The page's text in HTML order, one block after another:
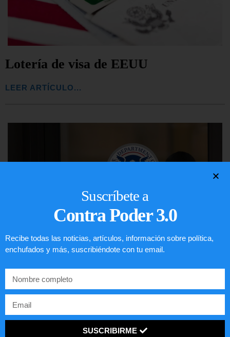
Lotería de visa de EEUU
LEER ARTÍCULO...
Comunistas no son bienvenidos en
EE.UU.
LEER ARTÍCULO...
Suscríbete a
Contra Poder 3.0
Recibe todas las noticias, artículos, información sobre política,
enchufados y más, suscribiéndote con tu email.
SUSCRIBIRME